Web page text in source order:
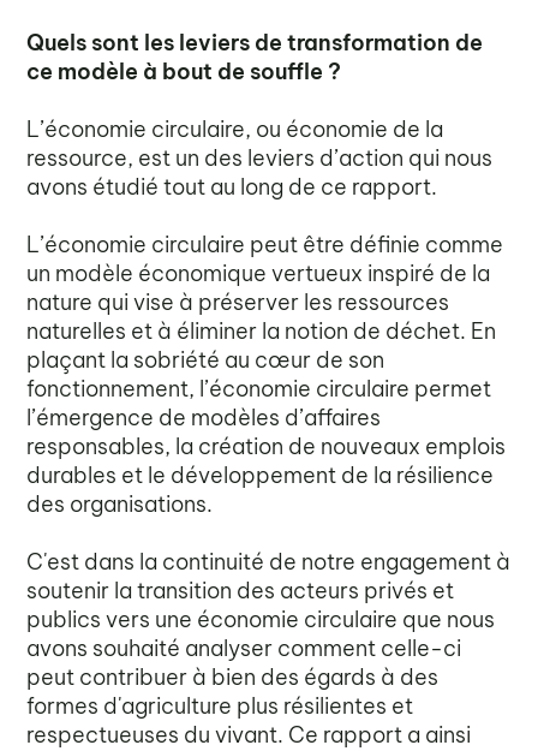
Quels sont les leviers de transformation de
ce modèle à bout de souffle ?
L’économie circulaire, ou économie de la
ressource, est un des leviers d’action qui nous
avons étudié tout au long de ce rapport.
L’économie circulaire peut être définie comme
un modèle économique vertueux inspiré de la
nature qui vise à préserver les ressources
naturelles et à éliminer la notion de déchet. En
plaçant la sobriété au cœur de son
fonctionnement, l’économie circulaire permet
l’émergence de modèles d’affaires
responsables, la création de nouveaux emplois
durables et le développement de la résilience
des organisations.
C'est dans la continuité de notre engagement à
soutenir la transition des acteurs privés et
publics vers une économie circulaire que nous
avons souhaité analyser comment celle-ci
peut contribuer à bien des égards à des
formes d'agriculture plus résilientes et
respectueuses du vivant. Ce rapport a ainsi